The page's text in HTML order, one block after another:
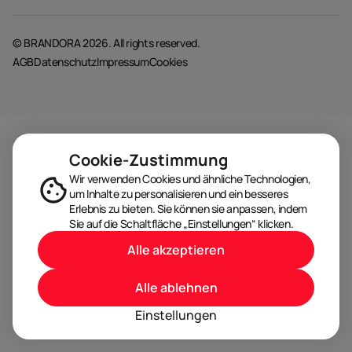
© BRANDORA 2026. All rights reserved.
AGBDatenschutzImpressumCookies
Cookie-Zustimmung
Wir verwenden Cookies und ähnliche Technologien,
um Inhalte zu personalisieren und ein besseres
Erlebnis zu bieten. Sie können sie anpassen, indem
Sie auf die Schaltfläche „Einstellungen“ klicken.
Einstellungen
Alle ablehnen
Alle akzeptieren